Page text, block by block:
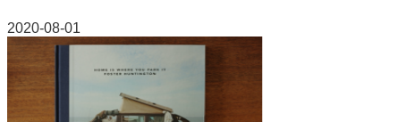
2020-08-01